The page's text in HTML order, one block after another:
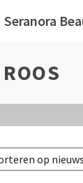
Seranora
ROOS